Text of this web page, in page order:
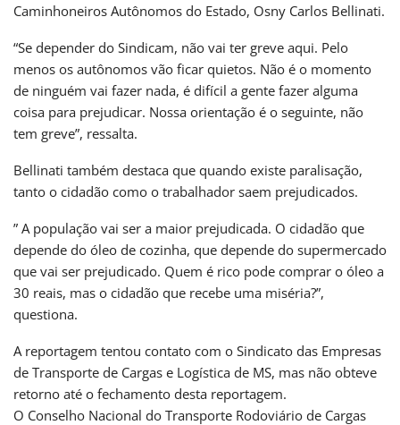
Caminhoneiros Autônomos do Estado, Osny Carlos Bellinati.
“Se depender do Sindicam, não vai ter greve aqui. Pelo
menos os autônomos vão ficar quietos. Não é o momento
de ninguém vai fazer nada, é difícil a gente fazer alguma
coisa para prejudicar. Nossa orientação é o seguinte, não
tem greve”, ressalta.
Bellinati também destaca que quando existe paralisação,
tanto o cidadão como o trabalhador saem prejudicados.
” A população vai ser a maior prejudicada. O cidadão que
depende do óleo de cozinha, que depende do supermercado
que vai ser prejudicado. Quem é rico pode comprar o óleo a
30 reais, mas o cidadão que recebe uma miséria?”,
questiona.
A reportagem tentou contato com o Sindicato das Empresas
de Transporte de Cargas e Logística de MS, mas não obteve
retorno até o fechamento desta reportagem.
O Conselho Nacional do Transporte Rodoviário de Cargas